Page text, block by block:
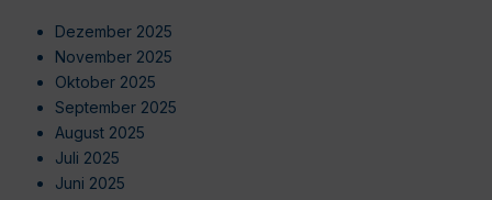
Dezember 2025
November 2025
Oktober 2025
September 2025
August 2025
Juli 2025
Juni 2025